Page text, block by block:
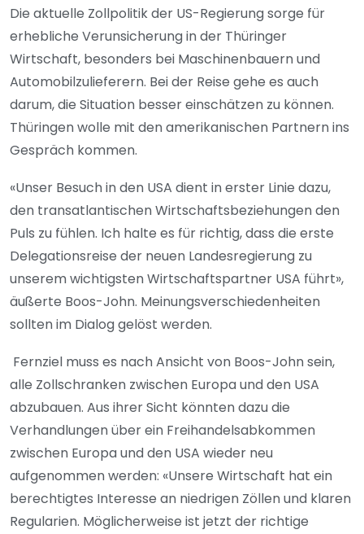
Die aktuelle Zollpolitik der US-Regierung sorge für
erhebliche Verunsicherung in der Thüringer
Wirtschaft, besonders bei Maschinenbauern und
Automobilzulieferern. Bei der Reise gehe es auch
darum, die Situation besser einschätzen zu können.
Thüringen wolle mit den amerikanischen Partnern ins
Gespräch kommen.
«Unser Besuch in den USA dient in erster Linie dazu,
den transatlantischen Wirtschaftsbeziehungen den
Puls zu fühlen. Ich halte es für richtig, dass die erste
Delegationsreise der neuen Landesregierung zu
unserem wichtigsten Wirtschaftspartner USA führt»,
äußerte Boos-John. Meinungsverschiedenheiten
sollten im Dialog gelöst werden.
Fernziel muss es nach Ansicht von Boos-John sein,
alle Zollschranken zwischen Europa und den USA
abzubauen. Aus ihrer Sicht könnten dazu die
Verhandlungen über ein Freihandelsabkommen
zwischen Europa und den USA wieder neu
aufgenommen werden: «Unsere Wirtschaft hat ein
berechtigtes Interesse an niedrigen Zöllen und klaren
Regularien. Möglicherweise ist jetzt der richtige